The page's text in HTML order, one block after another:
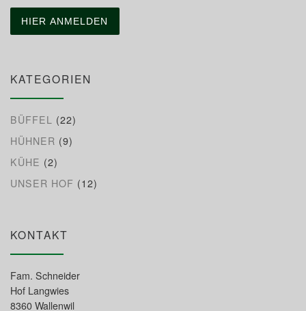
KATEGORIEN
BÜFFEL (22)
HÜHNER (9)
KÜHE (2)
UNSER HOF (12)
KONTAKT
Fam. Schneider
Hof Langwies
8360 Wallenwil